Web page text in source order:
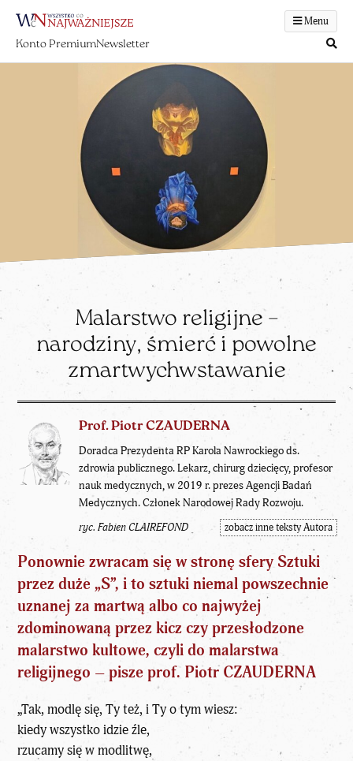
Menu
Konto PremiumNewsletter
Malarstwo religijne –
narodziny, śmierć i powolne
zmartwychwstawanie
Prof. Piotr CZAUDERNA
Doradca Prezydenta RP Karola Nawrockiego ds.
zdrowia publicznego. Lekarz, chirurg dziecięcy, profesor
nauk medycznych, w 2019 r. prezes Agencji Badań
Medycznych. Członek Narodowej Rady Rozwoju.
ryc. Fabien CLAIREFOND zobacz inne teksty Autora
Ponownie zwracam się w stronę sfery Sztuki
przez duże „S”, i to sztuki niemal powszechnie
uznanej za martwą albo co najwyżej
zdominowaną przez kicz czy przesłodzone
malarstwo kultowe, czyli do malarstwa
religijnego – piszeprof. Piotr CZAUDERNA
„Tak, modlę się, Ty też, i Ty o tym wiesz:
kiedy wszystko idzie źle,
rzucamy się w modlitwę,